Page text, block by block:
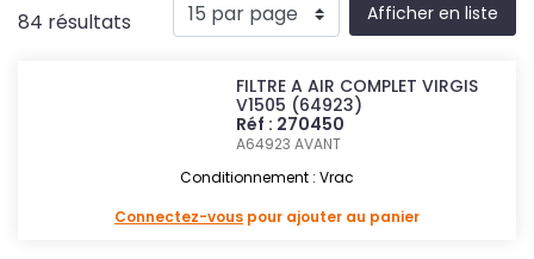
84 résultats Afficher en liste
FILTRE A AIR COMPLET VIRGIS
V1505 (64923)
Réf : 270450
A64923AVANT
Conditionnement : Vrac
Connectez-vous pour ajouter au panier